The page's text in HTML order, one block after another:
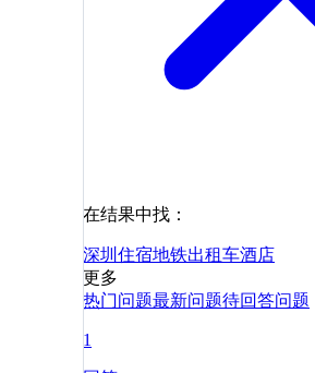
在结果中找：
深圳 住宿地铁出租车酒店
更多
热门问题最新问题待回答问题
1